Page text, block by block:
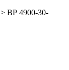
> ВР 4900-30-